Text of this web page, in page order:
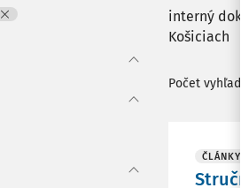
interný
Košiciach
Počet
ČLÁNKY